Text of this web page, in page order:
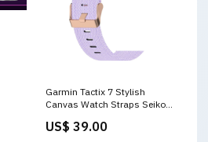
Garmin Tactix 7 Stylish
Canvas Watch Straps Seiko
US$ 39.00